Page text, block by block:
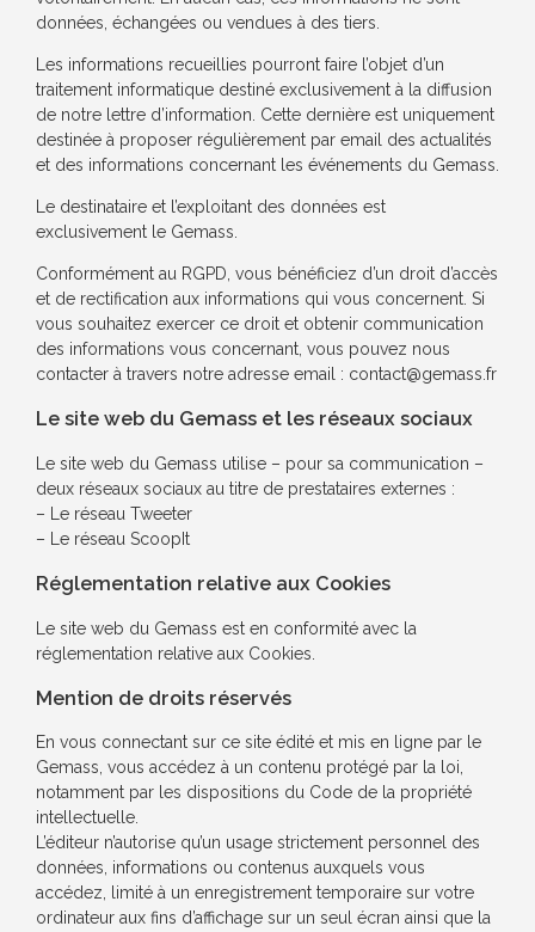
données, échangées ou vendues à des tiers.
Les informations recueillies pourront faire l’objet d’un
traitement informatique destiné exclusivement à la diffusion
de notre lettre d’information. Cette dernière est uniquement
destinée à proposer régulièrement par email des actualités
et des informations concernant les événements du Gemass.
Le destinataire et l’exploitant des données est
exclusivement le Gemass.
Conformément au RGPD, vous bénéficiez d’un droit d’accès
et de rectification aux informations qui vous concernent. Si
vous souhaitez exercer ce droit et obtenir communication
des informations vous concernant, vous pouvez nous
contacter à travers notre adresse email : contact@gemass.fr
Le site web du Gemass et les réseaux sociaux
Le site web du Gemass utilise – pour sa communication –
deux réseaux sociaux au titre de prestataires externes :
– Le réseau Tweeter
– Le réseau ScoopIt
Réglementation relative aux Cookies
Le site web du Gemass est en conformité avec la
réglementation relative aux Cookies.
Mention de droits réservés
En vous connectant sur ce site édité et mis en ligne par le
Gemass, vous accédez à un contenu protégé par la loi,
notamment par les dispositions du Code de la propriété
intellectuelle.
L’éditeur n’autorise qu’un usage strictement personnel des
données, informations ou contenus auxquels vous
accédez, limité à un enregistrement temporaire sur votre
ordinateur aux fins d’affichage sur un seul écran ainsi que la